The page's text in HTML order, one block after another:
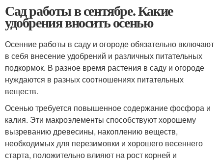
Сад работы в сентябре. Какие
удобрения вносить осенью
Осенние работы в саду и огороде обязательно включают
в себя внесение удобрений и различных питательных
подкормок. В разное время растения в саду и огороде
нуждаются в разных соотношениях питательных
веществ.
Осенью требуется повышенное содержание фосфора и
калия. Эти макроэлементы способствуют хорошему
вызреванию древесины, накоплению веществ,
необходимых для перезимовки и хорошего весеннего
старта, положительно влияют на рост корней и